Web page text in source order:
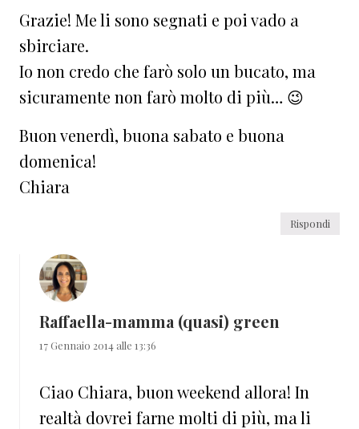
Grazie! Me li sono segnati e poi vado a
sbirciare.
Io non credo che farò solo un bucato, ma
sicuramente non farò molto di più… 😉
Buon venerdì, buona sabato e buona
domenica!
Chiara
Rispondi
Raffaella-mamma (quasi) green
17 Gennaio 2014 alle 13:36
Ciao Chiara, buon weekend allora! In
realtà dovrei farne molti di più, ma li